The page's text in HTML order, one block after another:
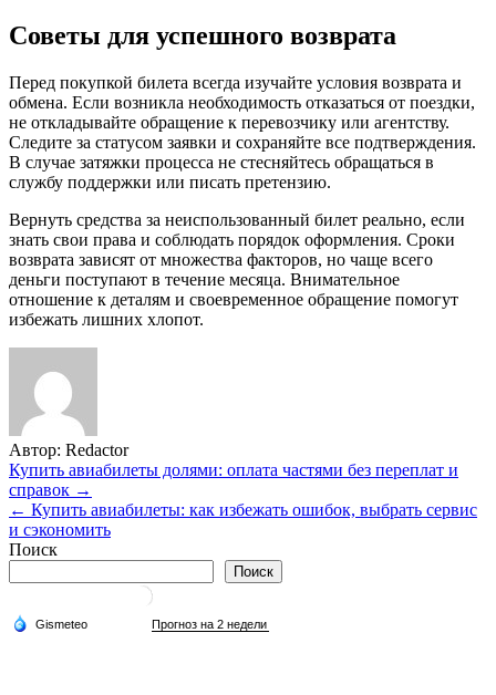
Советы для успешного возврата
Перед покупкой билета всегда изучайте условия возврата и
обмена. Если возникла необходимость отказаться от поездки,
не откладывайте обращение к перевозчику или агентству.
Следите за статусом заявки и сохраняйте все подтверждения.
В случае затяжки процесса не стесняйтесь обращаться в
службу поддержки или писать претензию.
Вернуть средства за неиспользованный билет реально, если
знать свои права и соблюдать порядок оформления. Сроки
возврата зависят от множества факторов, но чаще всего
деньги поступают в течение месяца. Внимательное
отношение к деталям и своевременное обращение помогут
избежать лишних хлопот.
Автор: Redactor
Навигация
по
записям
Купить авиабилеты долями: оплата частями без переплат и
справок →
← Купить авиабилеты: как избежать ошибок, выбрать сервис
и сэкономить
Поиск
Поиск